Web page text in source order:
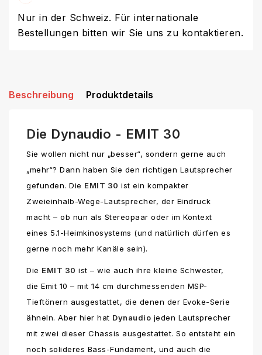
Nur in der Schweiz. Für internationale
Bestellungen bitten wir Sie uns zu kontaktieren.
Beschreibung Produktdetails
Die Dynaudio - EMIT 30
Sie wollen nicht nur „besser“, sondern gerne auch
„mehr“? Dann haben Sie den richtigen Lautsprecher
gefunden. Die EMIT 30 ist ein kompakter
Zweieinhalb-Wege-Lautsprecher, der Eindruck
macht – ob nun als Stereopaar oder im Kontext
eines 5.1-Heimkinosystems (und natürlich dürfen es
gerne noch mehr Kanäle sein).
Die EMIT 30 ist – wie auch ihre kleine Schwester,
die Emit 10 – mit 14 cm durchmessenden MSP-
Tieftönern ausgestattet, die denen der Evoke-Serie
ähneln. Aber hier hat Dynaudio jeden Lautsprecher
mit zwei dieser Chassis ausgestattet. So entsteht ein
noch solideres Bass-Fundament, und auch die